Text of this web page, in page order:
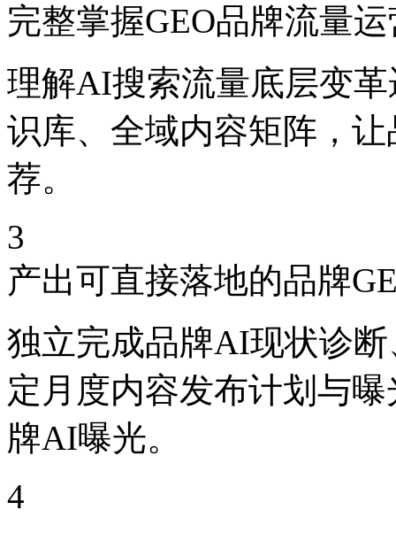
完整掌握GEO品牌流量
理解AI搜索流量底层变
识库、全域内容矩阵，
荐。
3
产出可直接落地的品牌
独立完成品牌AI现状诊
定月度内容发布计划与
牌AI曝光。
4